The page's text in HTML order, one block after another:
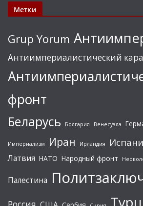
Метки
Grup Yorum
Антиимпериалистический
фронт
Беларусь Болгария Венесуэла
Империализм Иран Ирландия
Латвия НАТО Народный фронт
Палестина